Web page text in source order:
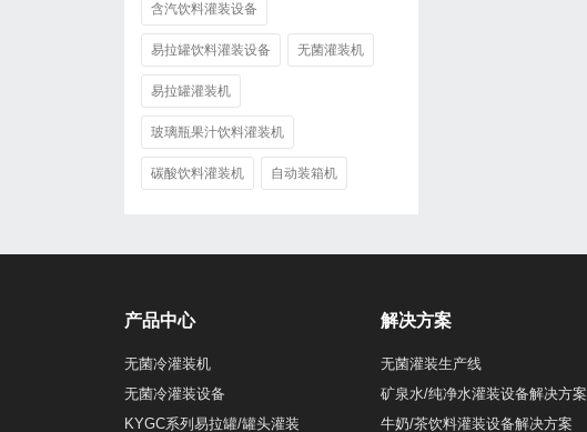
含汽饮料灌装设备
易拉罐饮料灌装设备 无菌灌装机
易拉罐灌装机
玻璃瓶果汁饮料灌装机
碳酸饮料灌装机 自动装箱机
产品中心
无菌冷灌装机
无菌冷灌装设备
KYGC系列易拉罐/罐头灌装
解决方案
无菌灌装生产线
矿泉水/纯净水灌装设备解决方案
牛奶/茶饮料灌装设备解决方案